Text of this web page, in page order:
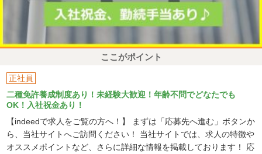
ここがポイント
正社員
二種免許養成制度あり！未経験大歓迎！年齢不問でどなたでも
OK！入社祝金あり！
【indeedで求人をご覧の方へ！】 まずは「応募先へ進む」ボタンか
ら、当社サイトへご訪問ください！ 当社サイトでは、求人の特徴や
オススメポイントなど、さらに詳細な情報を掲載しております！ 応